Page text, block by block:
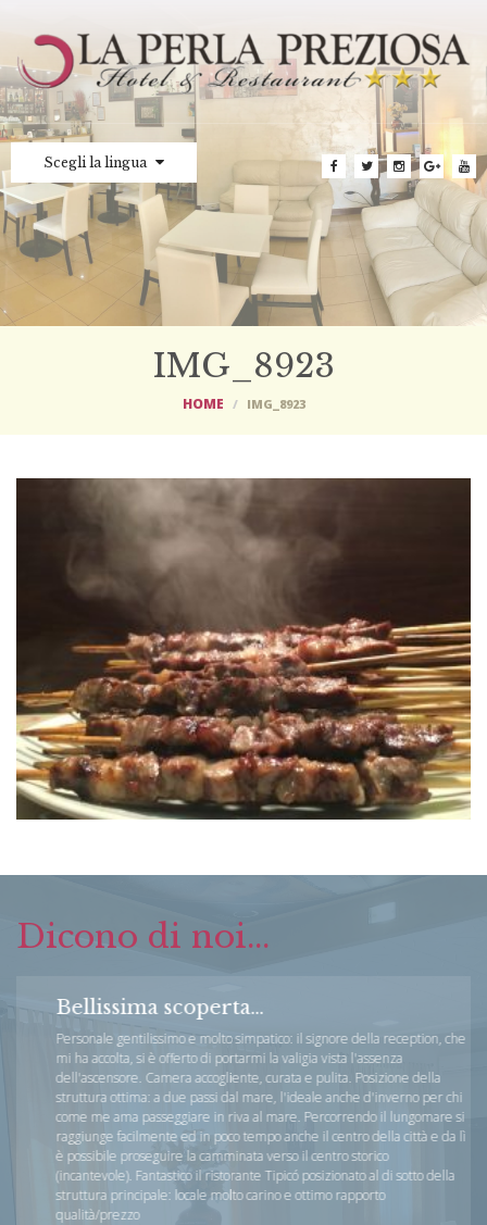
Scegli la lingua
IMG_8923
HOME IMG_8923
Dicono di noi...
Bellissima scoperta...
Personale gentilissimo e molto simpatico: il signore della reception, che
mi ha accolta, si è offerto di portarmi la valigia vista l'assenza
dell'ascensore. Camera accogliente, curata e pulita. Posizione della
struttura ottima: a due passi dal mare, l'ideale anche d'inverno per chi
come me ama passeggiare in riva al mare. Percorrendo il lungomare si
raggiunge facilmente ed in poco tempo anche il centro della città e da lì
è possibile proseguire la camminata verso il centro storico
(incantevole). Fantastico il ristorante Tipicó posizionato al di sotto della
struttura principale: locale molto carino e ottimo rapporto
qualità/prezzo